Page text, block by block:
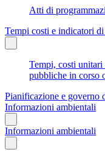
Atti di
Tempi costi e indicatori
Tempi, costi
pubbliche in corso
Pianificazione e governo
Informazioni ambientali
Informazioni ambientali